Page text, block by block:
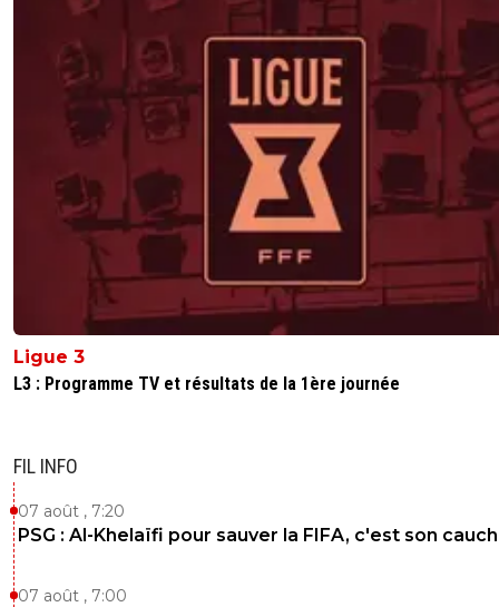
Ligue 3
L3 : Programme TV et résultats de la 1ère journée
FIL INFO
07 août , 7:20
PSG : Al-Khelaïfi pour sauver la FIFA, c'est son
07 août , 7:00